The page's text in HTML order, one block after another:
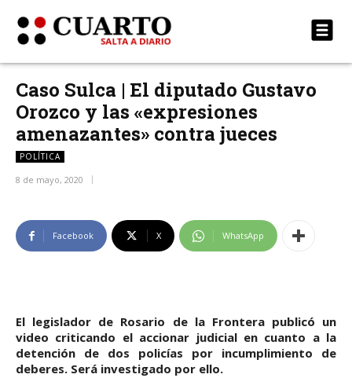
Caso Sulca | El diputado Gustavo
Orozco y las «expresiones
amenazantes» contra jueces
POLÍTICA
8 de mayo, 2020
Facebook X WhatsApp
El legislador de Rosario de la Frontera publicó un
video criticando el accionar judicial en cuanto a la
detención de dos policías por incumplimiento de
deberes. Será investigado por ello.